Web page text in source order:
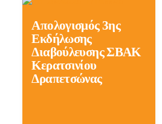
Απολογισμός 3ης
Εκδήλωσης
Διαβούλευσης ΣΒΑΚ
Κερατσινίου
Δραπετσώνας